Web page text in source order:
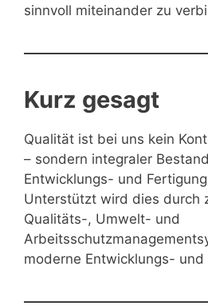
sinnvoll miteinander zu
Kurz gesagt
Qualität ist bei uns kein
– sondern integraler
Entwicklungs- und
Unterstützt wird dies durch
Qualitäts-, Umwelt- und
moderne Entwicklungs-